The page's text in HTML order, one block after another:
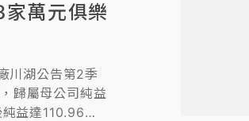
萬元俱樂
川湖公告第2季
歸屬母公司純益
益達110.96